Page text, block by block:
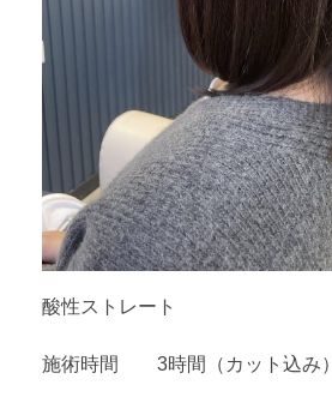
酸性ストレート
施術時間 3時間（カット込み）